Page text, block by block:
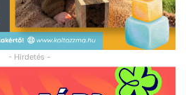
- Hirdetés -